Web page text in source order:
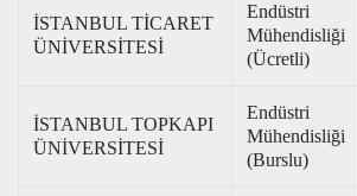
İSTANBUL TİCARET
ÜNİVERSİTESİ
Endüstri
Mühendisliği
(Ücretli)
İSTANBUL TOPKAPI
ÜNİVERSİTESİ
Endüstri
Mühendisliği
(Burslu)